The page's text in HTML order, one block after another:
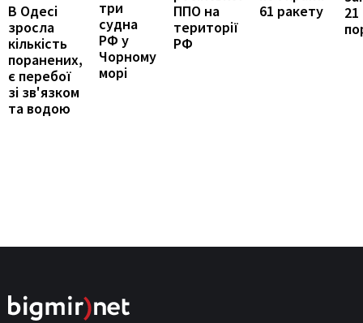
В Одесі
зросла
кількість
поранених,
є перебої
зі зв'язком
та водою
три
судна
РФ у
Чорному
морі
ППО на
території
РФ
61 ракету
21